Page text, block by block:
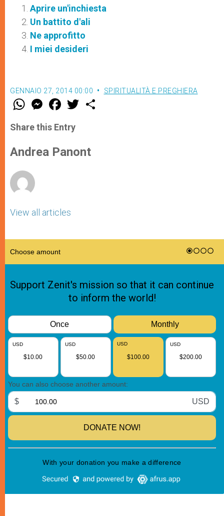
Aprire un'inchiesta
Un battito d'ali
Ne approfitto
I miei desideri
GENNAIO 27, 2014 00:00 SPIRITUALITÀ E PREGHIERA
W
t
s
p
p
M
e
s
e
g
e
F
a
e
b
o
k
w
r
Share this Entry
Andrea Panont
View all articles